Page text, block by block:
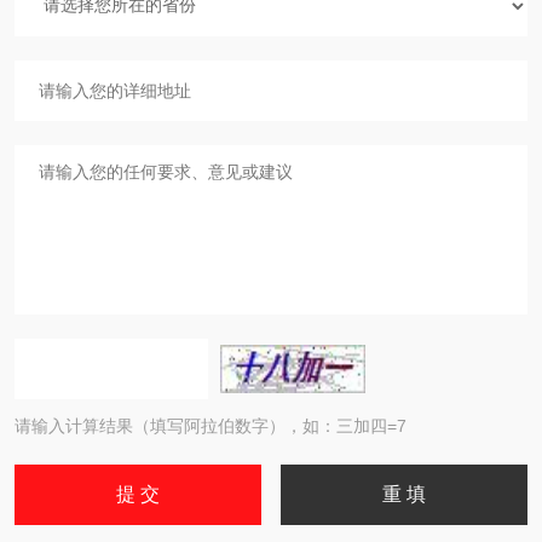
请输入计算结果（填写阿拉伯数字），如：三加四=7